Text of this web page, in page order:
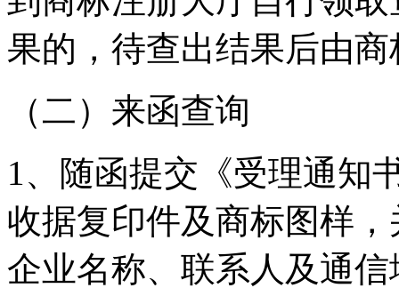
果的，待查出结果后由
（二）来函查询
1、随函提交《受理通知
收据复印件及商标图样
企业名称、联系人及通